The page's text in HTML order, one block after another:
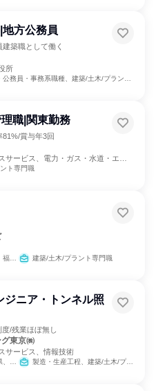
方公務員
築職として働く
所
員・事務系職種、建築/土木/プラント専門職
職|関東勤務
賞与年3回
ービス、電力・ガス・水道・エネ
ト専門職
県 建築/土木/プラント専門職
ジニア・トンネル照
/残業ほぼ無し
東京㈱
サービス、情報技術
県 製造・生産工程、建築/土木/プラント専門職、経営/事業企画